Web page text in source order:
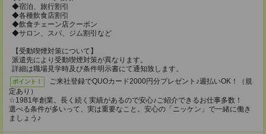
◆宿泊、旅行割引
◆各種飲食店割引
◆飲食チェーン店クーポン
◆サロン、スパ、ジム割引など
【受動喫煙対策について】
派遣先により受動喫煙対策が異なります。
詳細は職場見学時及び条件明示書にて通知致します。
ポイント！
ご来社登録でQUOカード2000円分プレゼント♪週払いOK！（規
定あり）
☆1981年創業。長く続く実績があるので安心♪ご紹介できるお仕事多数！
選べる条件が多いって、実は重要なこと。安心の「ニッケン」で一緒に働き
ましょう♪